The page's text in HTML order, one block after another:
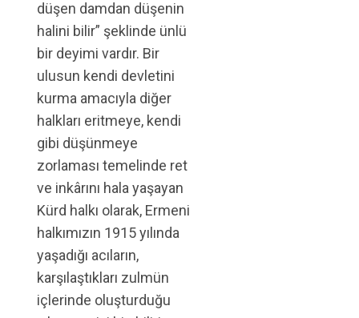
düşen damdan düşenin
halini bilir” şeklinde ünlü
bir deyimi vardır. Bir
ulusun kendi devletini
kurma amacıyla diğer
halkları eritmeye, kendi
gibi düşünmeye
zorlaması temelinde ret
ve inkârını hala yaşayan
Kürd halkı olarak, Ermeni
halkımızın 1915 yılında
yaşadığı acıların,
karşılaştıkları zulmün
içlerinde oluşturduğu